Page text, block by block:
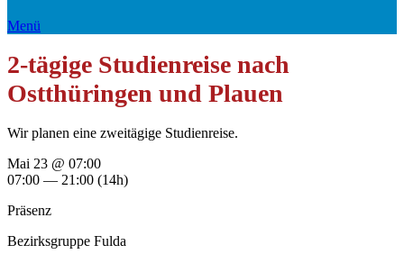
Menü
2-tägige Studienreise nach
Ostthüringen und Plauen
Wir planen eine zweitägige Studienreise.
Mai 23 @ 07:00
07:00 — 21:00 (14h)
Präsenz
Bezirksgruppe Fulda